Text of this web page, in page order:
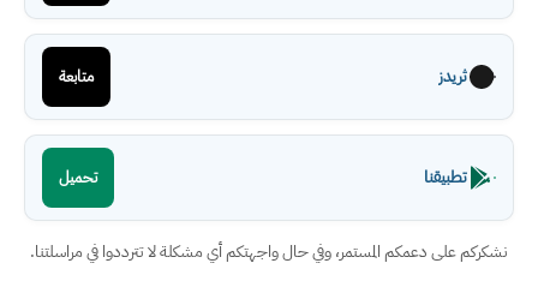
ثريدز متابعة
تطبيقنا تحميل
نشكركم على دعمكم المستمر، وفي حال واجهتكم أي مشكلة لا تترددوا في مراسلتنا.